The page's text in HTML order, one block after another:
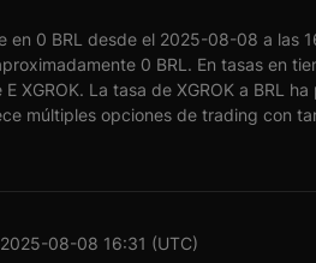
en 0 BRL desde el 2025-08-08 a las
0 BRL. En tasas en
XGROK. La tasa de XGROK a BRL
múltiples opciones de trading con
08-08 16:31 (UTC)